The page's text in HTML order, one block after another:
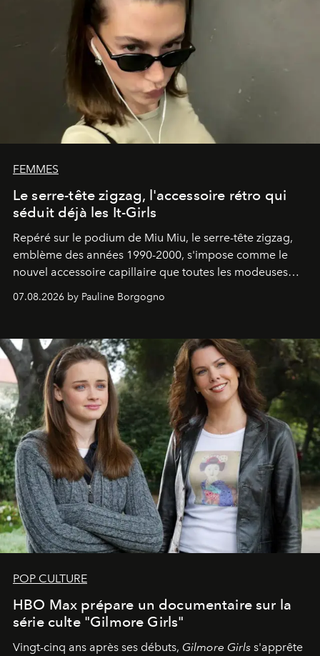
FEMMES
Le serre-tête zigzag, l'accessoire rétro qui
séduit déjà les It-Girls
Repéré sur le podium de Miu Miu, le serre-tête zigzag,
emblème des années 1990-2000, s'impose comme le
nouvel accessoire capillaire que toutes les modeuses
07.08.2026 by Pauline Borgogno
POP CULTURE
HBO Max prépare un documentaire sur la
série culte "Gilmore Girls"
Vingt-cinq ans après ses débuts, Gilmore Girls s'apprête